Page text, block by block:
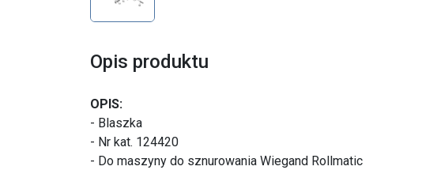
Opis produktu
OPIS:
- Blaszka
- Nr kat. 124420
- Do maszyny do sznurowania Wiegand Rollmatic